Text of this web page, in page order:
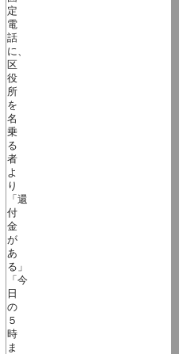
定
電
話
に、
区
役
所
を
名
乗
る
者
よ
り
「還
付
金
が
あ
る」
「今
日
の
５
時
ま